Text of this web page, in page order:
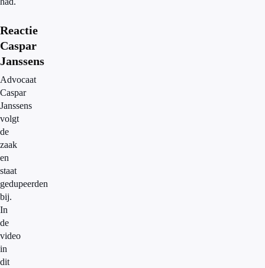
Reactie
Caspar
Janssens
Advocaat
Caspar
Janssens
volgt
de
zaak
en
staat
gedupeerden
bij.
In
de
video
in
dit